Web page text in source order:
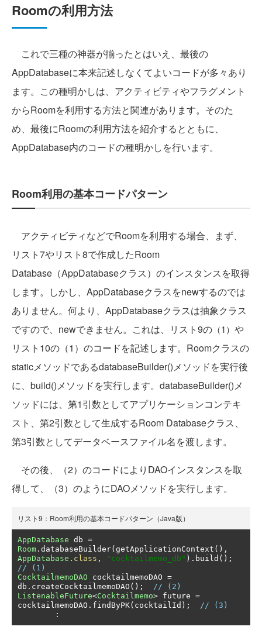
Roomの利用方法
これで三種の神器が揃ったとはいえ、最後の
AppDatabaseに本来記述しなくてよいコードが多々あり
ます。この種明かしは、アクティビティやフラグメント
からRoomを利用する方法と関連があります。そのた
め、最後にRoomの利用方法を紹介するとともに、
AppDatabase内のコードの種明かしを行います。
Room利用の基本コードパターン
アクティビティなどでRoomを利用する場合、まず、
リスト7やリスト8で作成したRoom
Database（AppDatabaseクラス）のインスタンスを取得
します。しかし、AppDatabaseクラスをnewするのでは
ありません。何より、AppDatabaseクラスは抽象クラス
ですので、newできません。これは、リスト9の （1） や
リスト10の（1）のコードを記述します。Roomクラスの
staticメソッドであるdatabaseBuilder()メソッドを実行後
に、build()メソッドを実行します。databaseBuilder()メ
ソッドには、第1引数としてアプリケーションコンテキ
スト、第2引数として生成するRoom Databaseクラス、
第3引数としてデータベースファイル名を渡します。
その後、（2）のコードによりDAOインスタンスを取
得して、（3）のようにDAOメソッドを実行します。
リスト9：Room利用の基本コードパターン（Java版）
AppDatabase db =
Room . databaseBuilder( getApplicationContext (),
AppDatabase . class , "cocktailmemo_db" ). build ();
// (1)
CocktailmemoDAO cocktailmemoDAO =
db . createCocktailmemoDAO ();
// (2)
ListenableFuture<Cocktailmemo> future =
cocktailmemoDAO . findByPK( cocktailId );
// (3)
: